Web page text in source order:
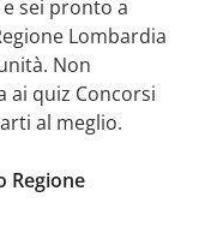
sei pronto a
Lombardia
Non
ai quiz Concorsi
al meglio.
Regione